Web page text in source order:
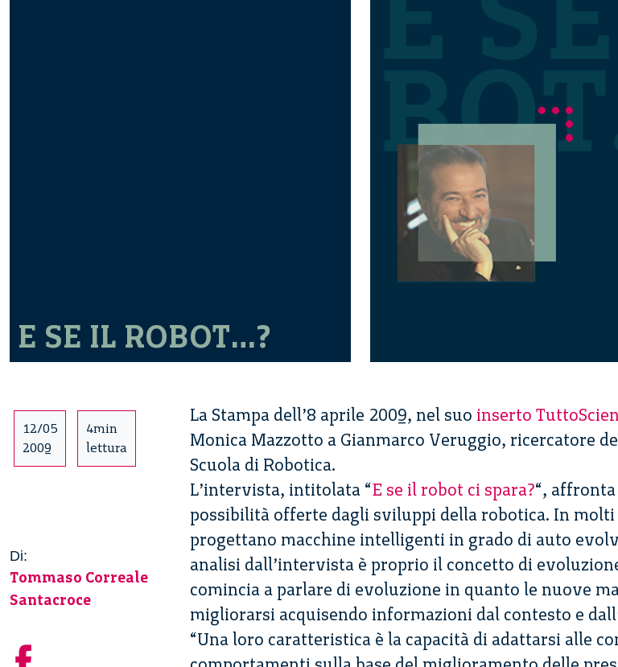
E SE IL ROBOT…?
12/05
2009
4min
lettura
Di:
Tommaso Correale
Santacroce
La Stampa dell’8 aprile 2009, nel suo inserto
Monica Mazzotto a Gianmarco Veruggio, ricercatore
Scuola di Robotica.
L’intervista, intitolata “E se il robot ci spara?“,
possibilità offerte dagli sviluppi della robotica. In molti
progettano macchine intelligenti in grado di auto
analisi dall’intervista è proprio il concetto di
comincia a parlare di evoluzione in quanto le nuove
migliorarsi acquisendo informazioni dal contesto e
“Una loro caratteristica è la capacità di adattarsi alle